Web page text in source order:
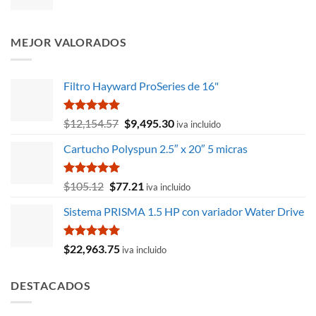
era:
MEJOR VALORADOS
Filtro Hayward ProSeries de 16"
Valorado
con
de 5
$12,154.57 El
original
$12,154.57.
$9,495.30El
actual
$9,495.30.
iva incluido
Cartucho Polyspun 2.5″ x 20″ 5 micras
Valorado
con
de 5
$105.12 El
original
era:
$105.12.
$77.21 El
actual
$77.21.
iva incluido
Sistema PRISMA 1.5 HP con variador Water Drive
Valorado
con
$22,963.75 iva incluido
DESTACADOS